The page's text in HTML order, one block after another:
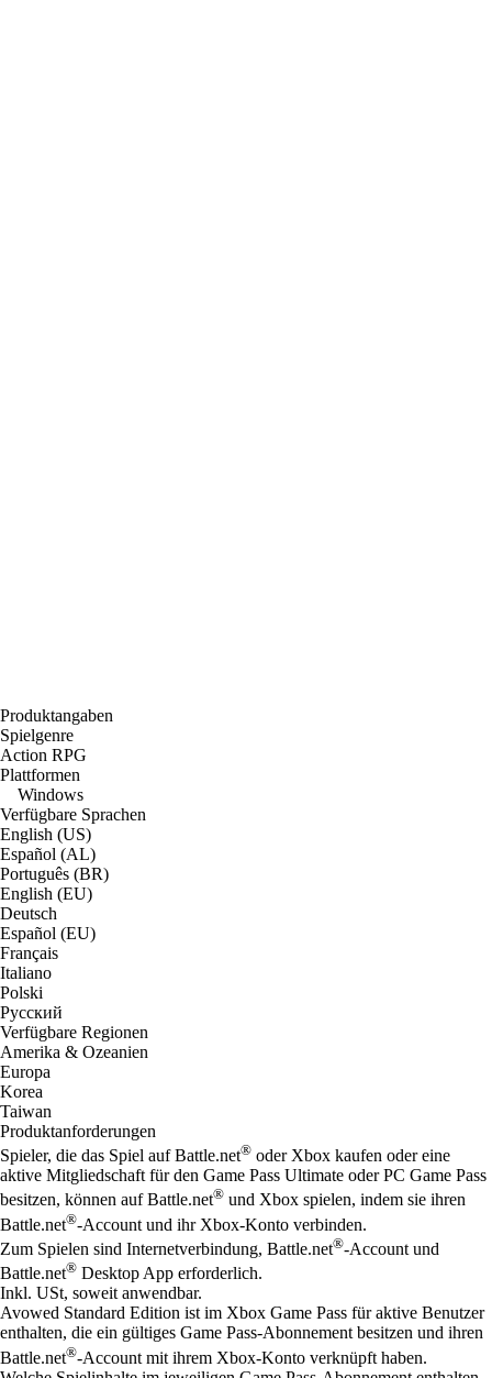
Produktangaben
Spielgenre
Action RPG
Plattformen
Windows
Verfügbare Sprachen
English (US)
Español (AL)
Português (BR)
English (EU)
Deutsch
Español (EU)
Français
Italiano
Polski
Русский
Verfügbare Regionen
Amerika & Ozeanien
Europa
Korea
Taiwan
Produktanforderungen
Spieler, die das Spiel auf Battle.net® oder Xbox kaufen oder eine
aktive Mitgliedschaft für den Game Pass Ultimate oder PC Game Pass
besitzen, können auf Battle.net® und Xbox spielen, indem sie ihren
Battle.net®-Account und ihr Xbox-Konto verbinden.
Zum Spielen sind Internetverbindung, Battle.net®-Account und
Battle.net® Desktop App erforderlich.
Inkl. USt, soweit anwendbar.
Avowed Standard Edition ist im Xbox Game Pass für aktive Benutzer
enthalten, die ein gültiges Game Pass-Abonnement besitzen und ihren
Battle.net®-Account mit ihrem Xbox-Konto verknüpft haben.